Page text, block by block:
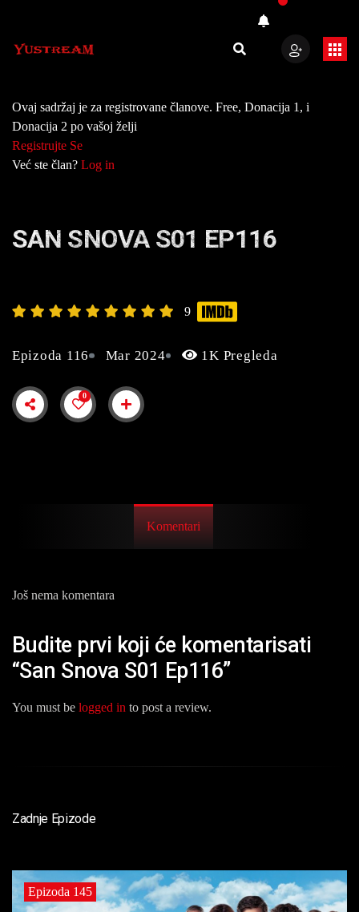
Ovaj sadržaj je za registrovane članove. Free, Donacija 1, i
Donacija 2 po vašoj želji
Registrujte Se
Već ste član? Log in
SAN SNOVA S01 EP116
9
Epizoda 116 Mar 2024 1K Pregleda
0
Komentari
Još nema komentara
Budite prvi koji će komentarisati
“San Snova S01 Ep116”
You must be logged in to post a review.
Zadnje Epizode
Epizoda 145